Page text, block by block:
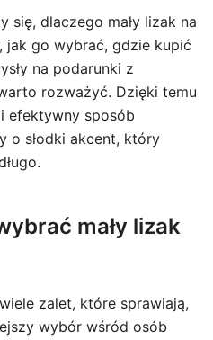
się, dlaczego mały lizak na
go wybrać, gdzie kupić
na podarunki z
rozważyć. Dzięki temu
efektywny sposób
o słodki akcent, który
mały lizak
zalet, które sprawiają,
wybór wśród osób